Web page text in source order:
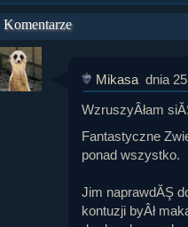
Komentarze
Mikasa dnia
WzruszyÂłam
Fantastyczne
ponad wszystko.
Jim naprawdĂŞ
kontuzji byÂł